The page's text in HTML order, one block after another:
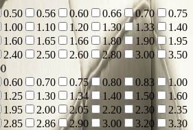
0.50 0.56 0.60 0.66 0.70
0.75
1.00 1.10 1.20 1.30 1.33
1.40
1.60 1.65 1.66 1.80 1.90
1.95
2.40 2.50 2.60 2.80 3.00
3.50
0.60 0.70 0.75 0.80 0.83
1.00
1.25 1.30 1.34 1.40 1.50
1.60
1.95 2.00 2.05 2.20 2.30
2.35
2.85 2.86 2.90 3.00 3.20
3.30